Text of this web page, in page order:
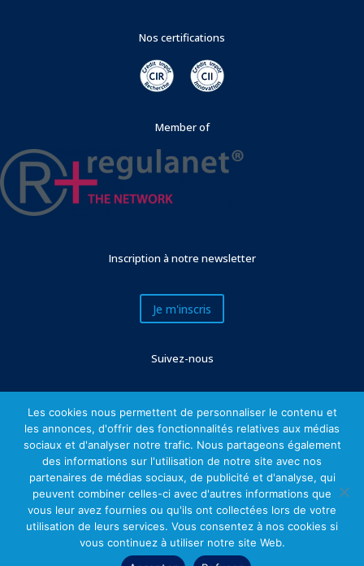
Nos certifications
Member of
Inscription à notre newsletter
Je m'inscris
Suivez-nous
Mentions légales
Les cookies nous permettent de personnaliser le contenu et
les annonces, d'offrir des fonctionnalités relatives aux médias
sociaux et d'analyser notre trafic. Nous partageons également
des informations sur l'utilisation de notre site avec nos
partenaires de médias sociaux, de publicité et d'analyse, qui
peuvent combiner celles-ci avec d'autres informations que
vous leur avez fournies ou qu'ils ont collectées lors de votre
utilisation de leurs services. Vous consentez à nos cookies si
vous continuez à utiliser notre site Web.